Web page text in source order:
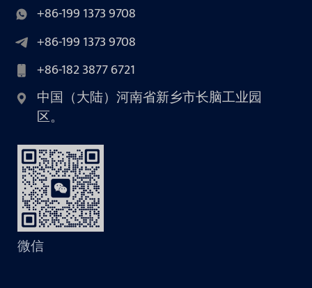
+86-199 1373 9708
+86-199 1373 9708
+86-182 3877 6721
中国（大陆）河南省新乡市长脑工业园
区。
微信